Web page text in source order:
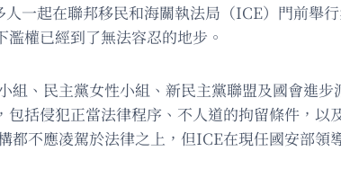
一起在聯邦移民和海關執法局（ICE）門前
權已經到了無法容忍的地步。
、民主黨女性小組、新民主黨聯盟及國會進
括侵犯正當法律程序、不人道的拘留條件，
不應凌駕於法律之上，但ICE在現任國安部領